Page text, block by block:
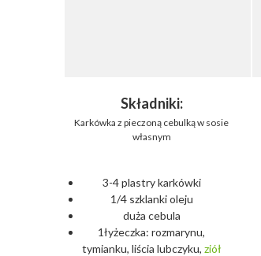
Składniki:
Karkówka z pieczoną cebulką w sosie
własnym
3-4 plastry karkówki
1/4 szklanki oleju
duża cebula
1łyżeczka: rozmarynu,
tymianku, liścia lubczyku, ziół